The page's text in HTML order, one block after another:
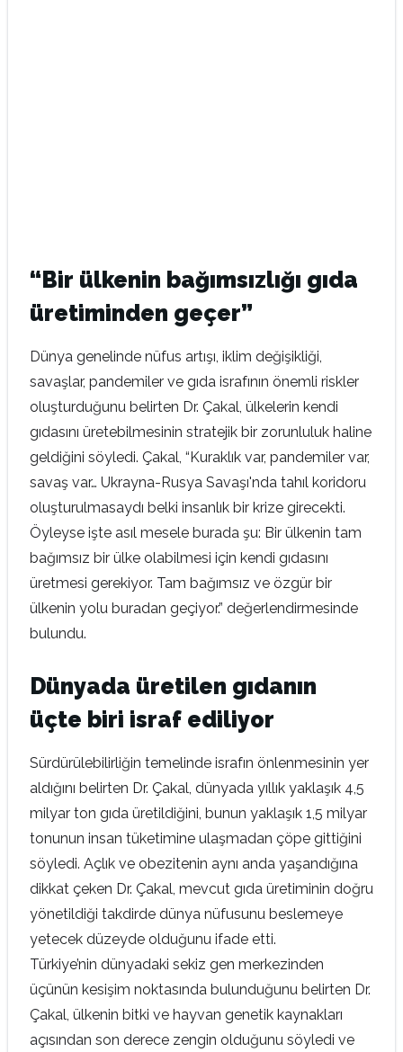
“Bir ülkenin bağımsızlığı gıda
üretiminden geçer”
Dünya genelinde nüfus artışı, iklim değişikliği,
savaşlar, pandemiler ve gıda israfının önemli riskler
oluşturduğunu belirten Dr. Çakal, ülkelerin kendi
gıdasını üretebilmesinin stratejik bir zorunluluk haline
geldiğini söyledi. Çakal, “Kuraklık var, pandemiler var,
savaş var… Ukrayna-Rusya Savaşı'nda tahıl koridoru
oluşturulmasaydı belki insanlık bir krize girecekti.
Öyleyse işte asıl mesele burada şu: Bir ülkenin tam
bağımsız bir ülke olabilmesi için kendi gıdasını
üretmesi gerekiyor. Tam bağımsız ve özgür bir
ülkenin yolu buradan geçiyor.” değerlendirmesinde
bulundu.
Dünyada üretilen gıdanın
üçte biri israf ediliyor
Sürdürülebilirliğin temelinde israfın önlenmesinin yer
aldığını belirten Dr. Çakal, dünyada yıllık yaklaşık 4,5
milyar ton gıda üretildiğini, bunun yaklaşık 1,5 milyar
tonunun insan tüketimine ulaşmadan çöpe gittiğini
söyledi. Açlık ve obezitenin aynı anda yaşandığına
dikkat çeken Dr. Çakal, mevcut gıda üretiminin doğru
yönetildiği takdirde dünya nüfusunu beslemeye
yetecek düzeyde olduğunu ifade etti.
Türkiye’nin dünyadaki sekiz gen merkezinden
üçünün kesişim noktasında bulunduğunu belirten Dr.
Çakal, ülkenin bitki ve hayvan genetik kaynakları
açısından son derece zengin olduğunu söyledi ve